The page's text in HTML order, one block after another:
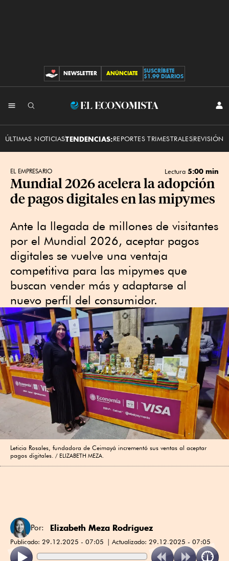
CONTRIBUCIONES
NEWSLETTER ANÚNCIATE
SUSCRÍBETE
$1.99 DIARIOS
El
ÚLTIMAS NOTICIASTENDENCIAS:REPORTES TRIMESTRALESREVISIÓN
EL EMPRESARIO Lectura 5:00 min
Mundial 2026 acelera la adopción
de pagos digitales en las mipymes
Ante la llegada de millones de visitantes
por el Mundial 2026, aceptar pagos
digitales se vuelve una ventaja
competitiva para las mipymes que
buscan vender más y adaptarse al
nuevo perfil del consumidor.
Leticia Rosales, fundadora de Ceimayá incrementó sus ventas al aceptar
pagos digitales.
ELIZABETH MEZA.
Por: Elizabeth Meza Rodríguez
Publicado: 29.12.2025 - 07:05 Actualizado: 29.12.2025 - 07:05